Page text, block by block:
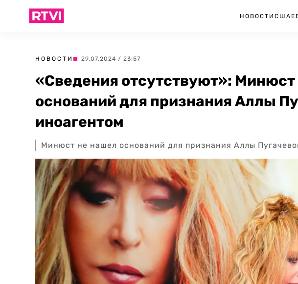
НОВОСТИ США
НОВОСТИ | 29.07.2024 / 23:57
«Сведения отсутствуют»:
оснований для признания Аллы
иноагентом
Минюст не нашел оснований для признания Аллы